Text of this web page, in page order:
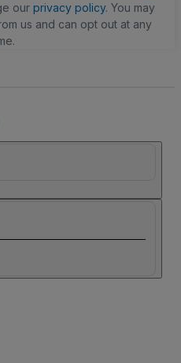
our privacy policy. You may
us and can opt out at any